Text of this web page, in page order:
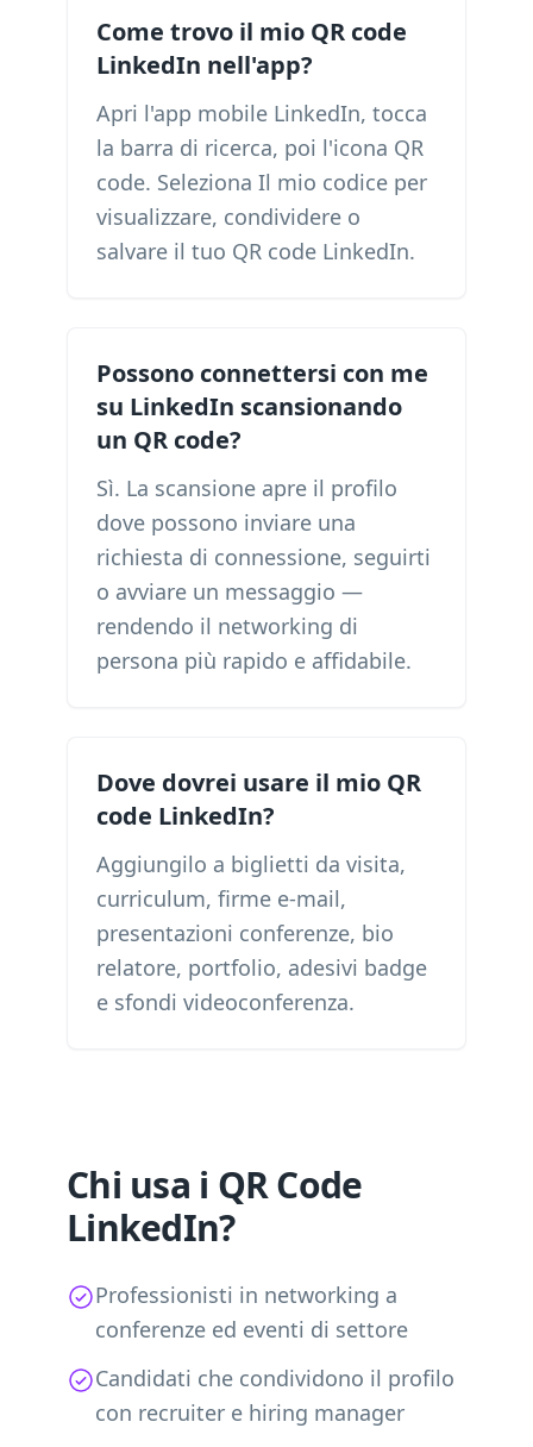
Come trovo il mio QR code
LinkedIn nell'app?
Apri l'app mobile LinkedIn, tocca
la barra di ricerca, poi l'icona QR
code. Seleziona Il mio codice per
visualizzare, condividere o
salvare il tuo QR code LinkedIn.
Possono connettersi con me
su LinkedIn scansionando
un QR code?
Sì. La scansione apre il profilo
dove possono inviare una
richiesta di connessione, seguirti
o avviare un messaggio —
rendendo il networking di
persona più rapido e affidabile.
Dove dovrei usare il mio QR
code LinkedIn?
Aggiungilo a biglietti da visita,
curriculum, firme e-mail,
presentazioni conferenze, bio
relatore, portfolio, adesivi badge
e sfondi videoconferenza.
Chi usa i QR Code
LinkedIn?
Professionisti in networking a
conferenze ed eventi di settore
Candidati che condividono il profilo
con recruiter e hiring manager